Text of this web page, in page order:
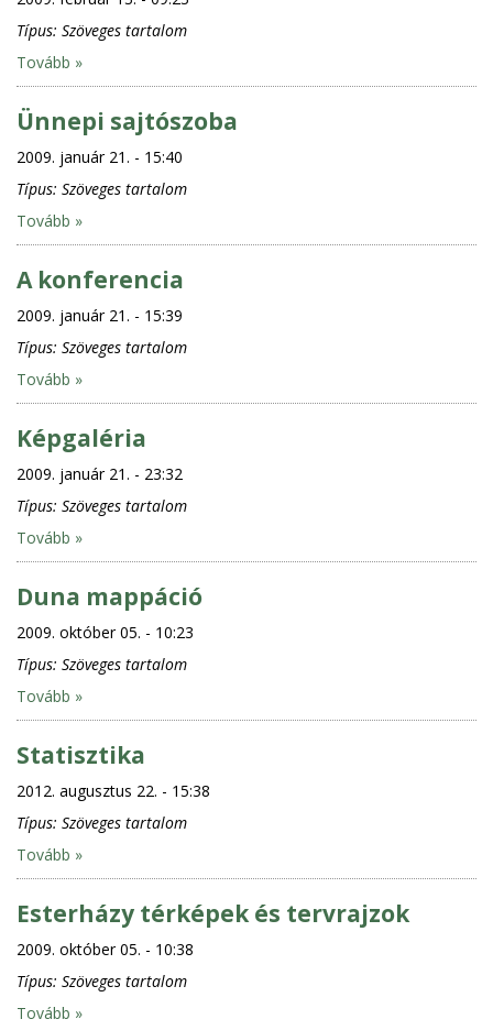
Típus: Szöveges tartalom
Tovább »
Ünnepi sajtószoba
2009. január 21. - 15:40
Típus: Szöveges tartalom
Tovább »
A konferencia
2009. január 21. - 15:39
Típus: Szöveges tartalom
Tovább »
Képgaléria
2009. január 21. - 23:32
Típus: Szöveges tartalom
Tovább »
Duna mappáció
2009. október 05. - 10:23
Típus: Szöveges tartalom
Tovább »
Statisztika
2012. augusztus 22. - 15:38
Típus: Szöveges tartalom
Tovább »
Esterházy térképek és tervrajzok
2009. október 05. - 10:38
Típus: Szöveges tartalom
Tovább »